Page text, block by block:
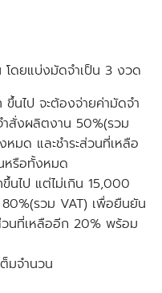
โดยแบ่งมัดจำเป็น 3 งวด
ไป จะต้องจ่ายค่ามัดจำ
สั่งผลิตงาน 50%(รวม
มด และชำระส่วนที่เหลือ
หรือทั้งหมด
ไป แต่ไม่เกิน 15,000
รวม VAT) เพื่อยืนยัน
นที่เหลืออีก 20% พร้อม
มจำนวน